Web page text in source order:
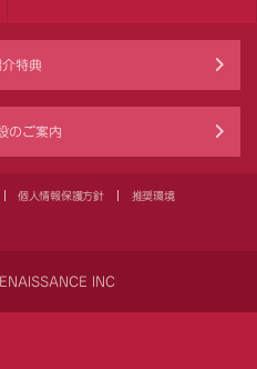
介特典
のご案内
個人情報保護方針 推奨環境
INC